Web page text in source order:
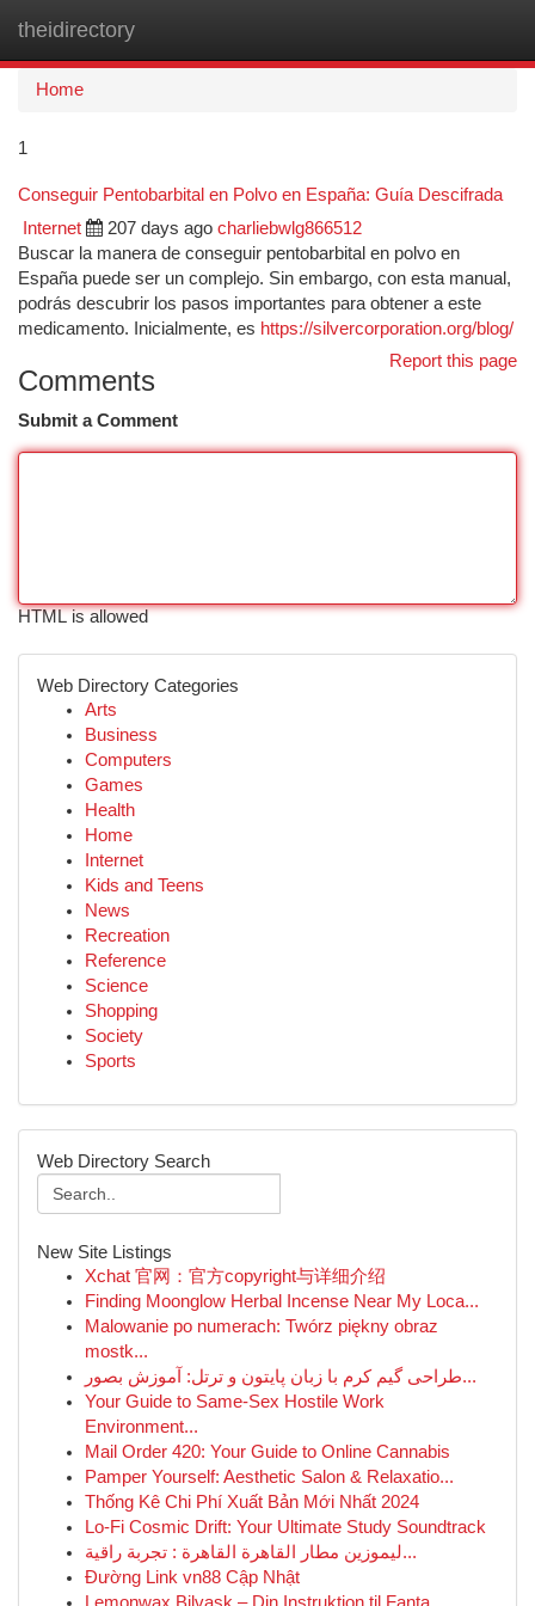
theidirectory
Home
1
Conseguir Pentobarbital en Polvo en España: Guía Descifrada
Internet 207 days ago charliebwlg866512
Buscar la manera de conseguir pentobarbital en polvo en
España puede ser un complejo. Sin embargo, con esta manual,
podrás descubrir los pasos importantes para obtener a este
medicamento. Inicialmente, es https://silvercorporation.org/blog/
Report this page
Comments
Submit a Comment
HTML is allowed
Web Directory Categories
Arts
Business
Computers
Games
Health
Home
Internet
Kids and Teens
News
Recreation
Reference
Science
Shopping
Society
Sports
Web Directory Search
New Site Listings
Xchat 官网：官方copyright与详细介绍
Finding Moonglow Herbal Incense Near My Loca...
Malowanie po numerach: Twórz piękny obraz
mostk...
طراحی گیم کرم با زبان پایتون و ترتل: آموزش بصور...
Your Guide to Same-Sex Hostile Work
Environment...
Mail Order 420: Your Guide to Online Cannabis
Pamper Yourself: Aesthetic Salon & Relaxatio...
Thống Kê Chi Phí Xuất Bản Mới Nhất 2024
Lo-Fi Cosmic Drift: Your Ultimate Study Soundtrack
ليموزين مطار القاهرة القاهرة : تجربة راقية...
Đường Link vn88 Cập Nhật